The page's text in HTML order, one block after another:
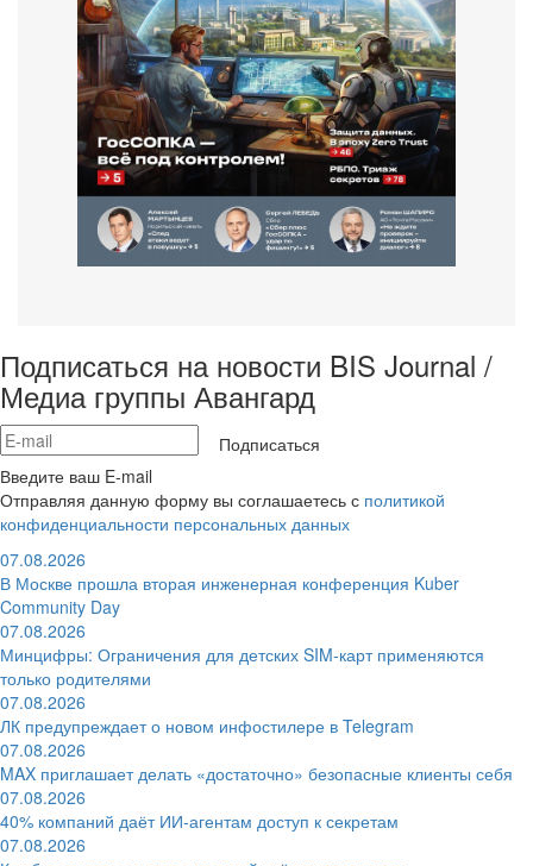
Подписаться на новости BIS Journal /
Медиа группы Авангард
Подписаться
Введите ваш E-mail
Отправляя данную форму вы соглашаетесь с политикой
конфиденциальности персональных данных
07.08.2026
В Москве прошла вторая инженерная конференция Kuber
Community Day
07.08.2026
Минцифры: Ограничения для детских SIM-карт применяются
только родителями
07.08.2026
ЛК предупреждает о новом инфостилере в Telegram
07.08.2026
MAX приглашает делать «достаточно» безопасные клиенты себя
07.08.2026
40% компаний даёт ИИ‑агентам доступ к секретам
07.08.2026